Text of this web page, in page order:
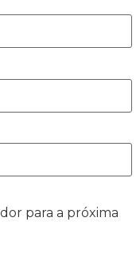
para a próxima